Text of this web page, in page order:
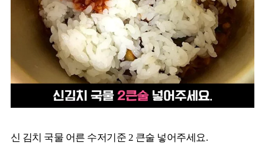
신 김치 국물 어른 수저기준 2 큰술 넣어주세요.